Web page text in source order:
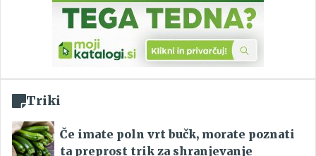
Triki
Če imate poln vrt bučk, morate poznati
ta preprost trik za shranjevanje